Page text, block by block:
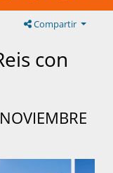
Compartir
con